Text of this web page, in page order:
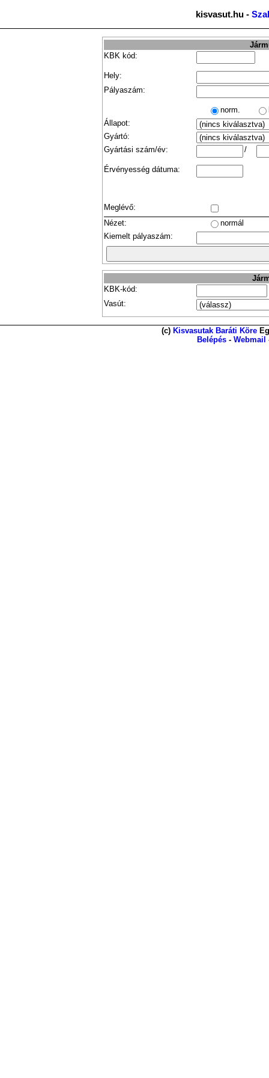
kisvasut.hu -
KBK kód:
Hely:
Pályaszám:
norm.
Állapot:
Gyártó:
Gyártási szám/év:
/
Érvényesség dátuma:
Meglévő:
Nézet:
normál
Kiemelt pályaszám:
KBK-kód:
Vasút:
(c) Kisvasutak Baráti Köre
Belépés - Webmail